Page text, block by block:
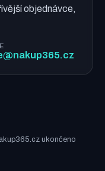
objednávce,
ukončeno